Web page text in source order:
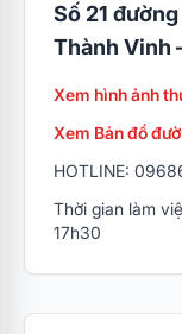
Số 21
Thành Vinh
Xem hình ảnh
Xem Bản đồ
HOTLINE:
Thời gian làm
17h30